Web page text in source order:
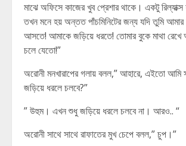
মাঝে অফিসে কাজের খুব প্রেশার থাকে। একটু রিল্যাক্স
তখন মনে হয় অন্তত পাঁচমিনিটের জন্য যদি তুমি
আসতে! আমাকে জড়িয়ে ধরতে! তোমার বুকে মাথা রেখে
চলে যেতো!”
অরোনী মনখারাপের গলায় বলল,” আহারে, এইতো
জড়িয়ে ধরলে চলবে?”
” উহুম। এখন শুধু জড়িয়ে ধরলে চলবে না। আরও.. “
অরোনী সাথে সাথে রাফাতের মুখ চেপে বলল,” চুপ।”